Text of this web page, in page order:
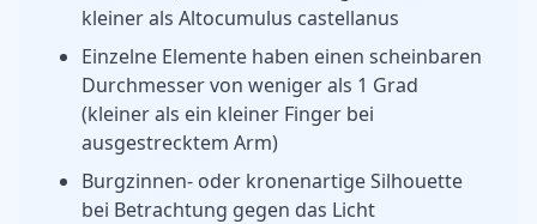
kleiner als Altocumulus castellanus
Einzelne Elemente haben einen scheinbaren
Durchmesser von weniger als 1 Grad
(kleiner als ein kleiner Finger bei
ausgestrecktem Arm)
Burgzinnen- oder kronenartige Silhouette
bei Betrachtung gegen das Licht